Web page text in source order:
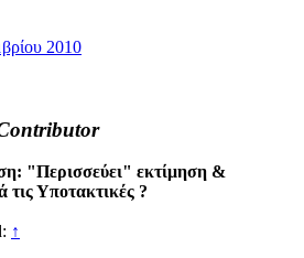
2010
"Περισσεύει" εκτίμηση &
τις Υποτακτικές ?
↑